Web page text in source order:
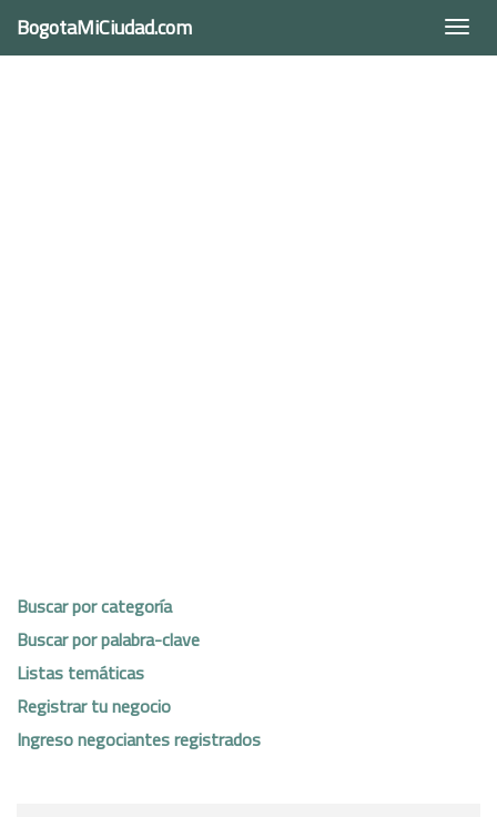
BogotaMiCiudad.com
Buscar por categoría
Buscar por palabra-clave
Listas temáticas
Registrar tu negocio
Ingreso negociantes registrados